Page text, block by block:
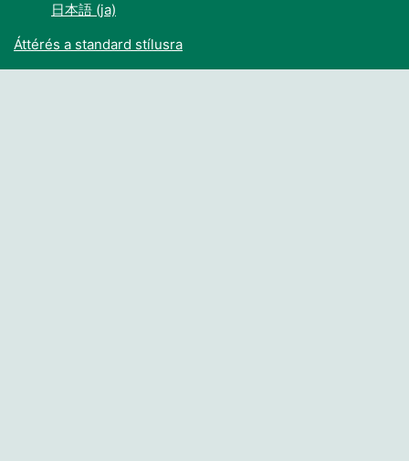
日本語 ‎(ja)‎
Áttérés a standard stílusra